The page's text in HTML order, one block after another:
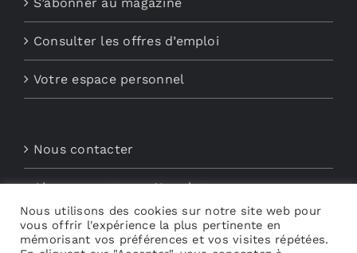
Consulter les offres d’emploi
Votre espace personnel
Nous contacter
Abonnements aux Newsletters
Découvrez My Audio
Nous utilisons des cookies sur notre site web pour
vous offrir l'expérience la plus pertinente en
mémorisant vos préférences et vos visites répétées.